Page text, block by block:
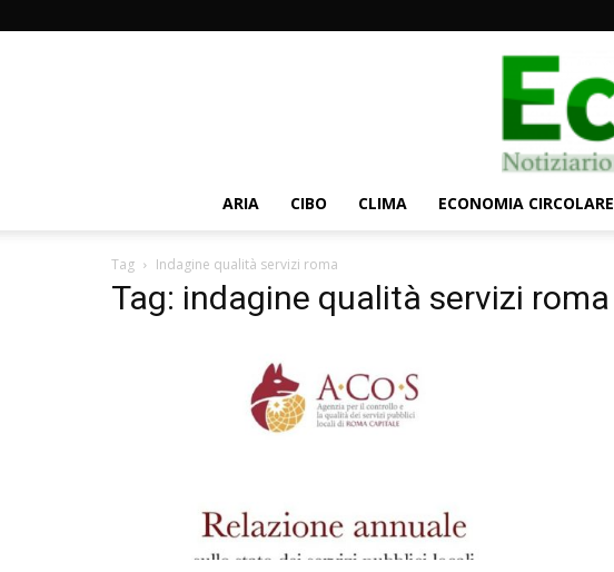
ARIA CIBO CLIMA ECONOMIA CIRCOLARE
Tag Indagine qualità servizi roma
Tag: indagine qualità servizi roma